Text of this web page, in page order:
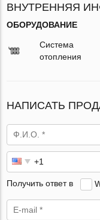
ВНУТРЕННЯЯ
ОБОРУДОВАНИЕ
Система
отопления
НАПИСАТЬ
Получить ответ в